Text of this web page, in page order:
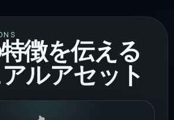
徴を伝える
ルアセット